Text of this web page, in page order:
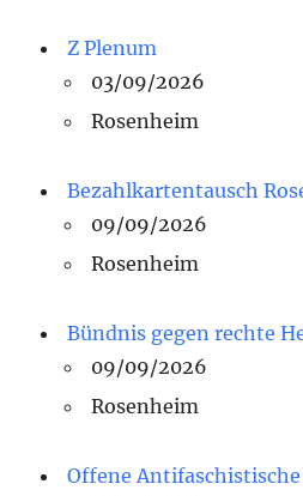
Z Plenum
03/09/2026
Rosenheim
Bezahlkartentausch
09/09/2026
Rosenheim
Bündnis gegen rechte
09/09/2026
Rosenheim
Offene